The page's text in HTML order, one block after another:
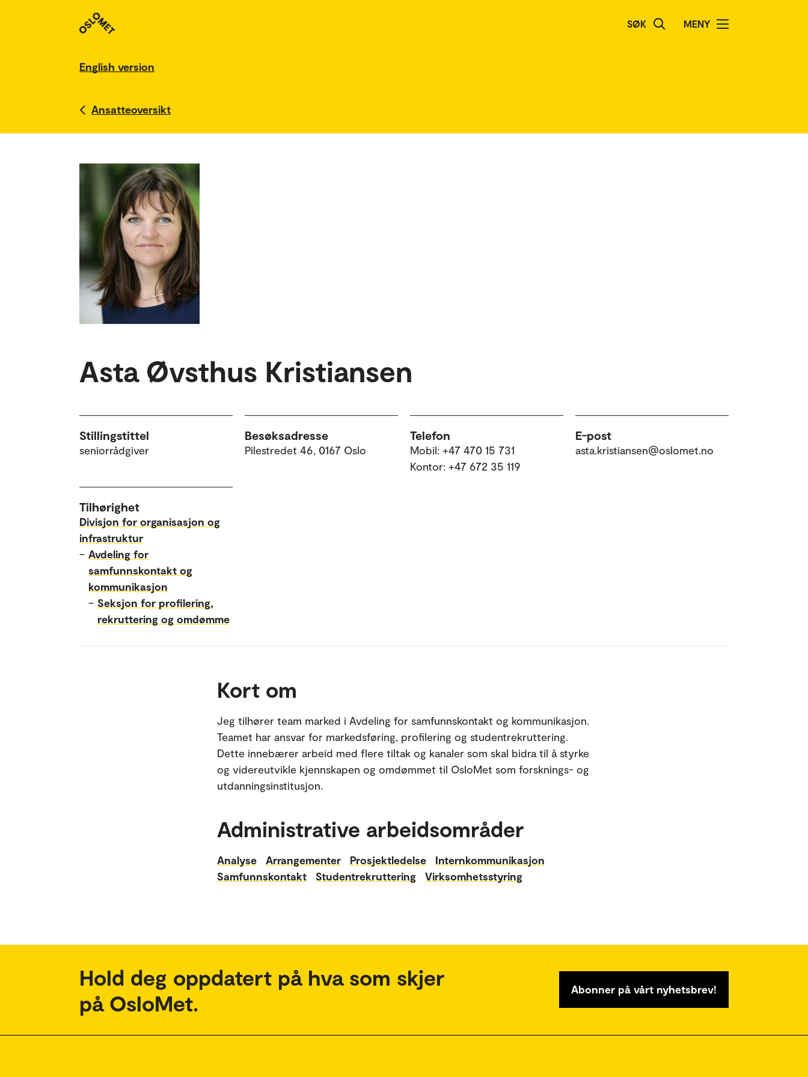
SØK MENY
English version
Ansatteoversikt
Asta Øvsthus Kristiansen
Stillingstittel
seniorrådgiver
Besøksadresse
Pilestredet 46, 0167 Oslo
Telefon
Mobil: +47 470 15 731
Kontor: +47 672 35 119
E-post
asta.kristiansen@oslomet.no
Tilhørighet
Divisjon for organisasjon og
infrastruktur
– Avdeling for
samfunnskontakt og
kommunikasjon
– Seksjon for profilering,
rekruttering og omdømme
Kort om
Jeg tilhører team marked i Avdeling for samfunnskontakt og kommunikasjon.
Teamet har ansvar for markedsføring, profilering og studentrekruttering.
Dette innebærer arbeid med flere tiltak og kanaler som skal bidra til å styrke
og videreutvikle kjennskapen og omdømmet til OsloMet som forsknings- og
utdanningsinstitusjon.
Administrative arbeidsområder
Analyse Arrangementer Prosjektledelse
Internkommunikasjon
Samfunnskontakt
Studentrekruttering Virksomhetsstyring
Hold deg oppdatert på hva som skjer
på OsloMet.
Abonner på vårt nyhetsbrev!